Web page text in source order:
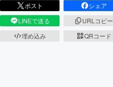
ポスト
シェア
LINEで送る
URLコピー
埋め込み
QRコード